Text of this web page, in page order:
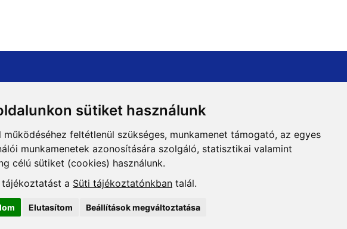
sütiket használunk
működéséhez feltétlenül szükséges, munkamenet támogató, az egyes
munkamenetek azonosítására szolgáló, statisztikai valamint
célú sütiket (cookies) használunk.
a Süti tájékoztatónkban talál.
Elutasítom Beállítások megváltoztatása
|Szerzői jogok |Adatvédelem